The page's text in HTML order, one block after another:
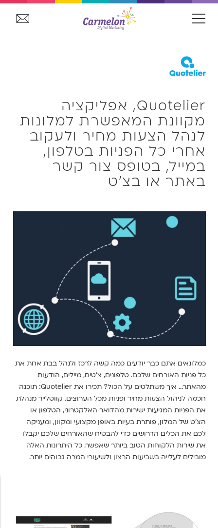
Quotelier, אפליקציה
מקוונת המאפשרת למלונות
לנהל הצעות מחיר ולעקוב
אחרי כל הפניות בטלפון,
במייל, בטופס צור קשר
באתר או בצ'ט
כמלונאים אתם כבר יודעים כמה קשה לרכז ולנהל בבת אחת את
כל פניות האורחים שלכם. טלפונים, צ'טים, מיילים, הודעות
מהאתר... איך משתלטים על הכול? תכירו את Quotelier: תוכנה
חכמה לניהול הצעות מחיר ופניות מכל הערוצים. קווטלייר מנהלת
את הפניות המגיעות ישירות מהדואר האלקטרוני, הטלפון או
הצ'ט של המלון, פותרת בעיות באופן מקצועי ומקוון, ומעניקה
לכם את הכלים הדרושים כדי להבטיח שהאורחים שלכם יקבלו
את שירות הלקוחות הטוב ביותר שאפשר. כל היתרונות האלה
מובילים לעלייה בשביעות הרצון ולשיעורי המרה גבוהים יותר.